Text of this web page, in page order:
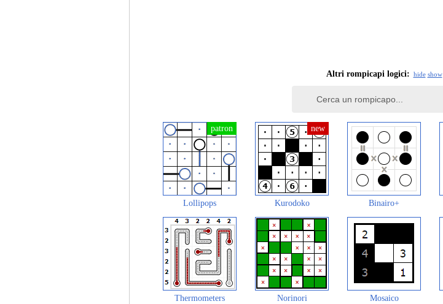
Altri rompicapi logici: hide show
Lollipops Kurodoko Binairo+
Thermometers Norinori Mosaico